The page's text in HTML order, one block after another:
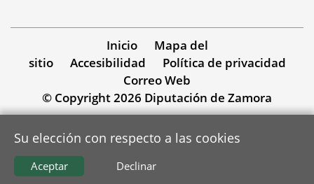
Inicio
Mapa del
sitio
Accesibilidad
Política de privacidad
Correo Web
© Copyright 2026 Diputación de Zamora
Su elección con respecto a las cookies
Declinar
Aceptar